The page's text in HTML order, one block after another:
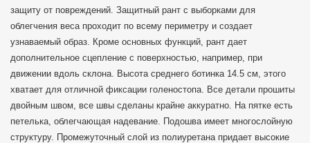
защиту от повреждений. Защитный рант с выборками для
облегчения веса проходит по всему периметру и создает
узнаваемый образ. Кроме основных функций, рант дает
дополнительное сцепление с поверхностью, например, при
движении вдоль склона. Высота среднего ботинка 14.5 см, этого
хватает для отличной фиксации голеностопа. Все детали прошиты
двойным швом, все швы сделаны крайне аккуратно. На пятке есть
петелька, облегчающая надевание. Подошва имеет многослойную
структуру. Промежуточный слой из полиуретана придает высокие